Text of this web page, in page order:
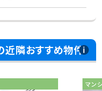
近隣おすすめ物件
マン